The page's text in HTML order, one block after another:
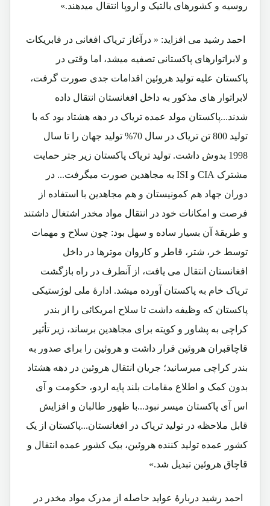
روسیه و کشورهای بالتیک و اروپا انتقال میدهند.»
احمد رشید می افزاید: « درآغاز تریاک افغانی در فابریکات
و لابراتوارهای پاکستانی تصفیه میشد، اما وقتی در
پاکستان علیه تولید هروئین اقدامات جدی صورت گرفت،
لابراتوار های مذکور به داخل افغانستان انتقال داده
شدند...پاکستان مولد عمده تریاک در دهه هشتاد بود که با
تولید 800 تن تریاک در سال 70% تولید جهان را تا سال
1998 بدوش داشت. تولید تریاک پاکستان زیر جتر حمایت
مشترک CIA و ISI
به مجاهدین صورت میگرفت... در
دوران جهاد هم کمونیستان و هم مجاهدین با استفاده از
فرصت و امکانات خود در انتقال مواد مخدر اشتغال داشتند
و طریقۀ آن بسیار ساده و سهل بود: چون سلاح و مهمات
توسط خر، شتر، قاطر و کاروان موترها در داخل
افغانستان انتقال می یافت، از آنطرف در راه بازگشت
تریاک خام به پاکستان آورده میشد. ادارۀ ملی لوژستیکی
پاکستان که وظیفه داشت تا سلاح امریکائی را از بندر
کراچی به پشاور و کویته برای مجاهدین برساند، زیر تأثیر
قاچاقبران هروئین قرار داشت و هروئین را برای صدور به
بندر کراچی میرسانید؛ جریان انتقال هروئین در دهه هشتاد
بدون کمک و اطلاع مقامات بلند پایه اردو، حکومت و آی
اس آی پاکستان میسر نبود...با ظهور طالبان و افزایش
قابل ملاحظه در تولید تریاک در افغانستان...پاکستان از یک
کشور عمده تولید کننده هروئین، بیک کشور عمده انتقال و
قاچاق هروئین تبدیل شد.»
احمد رشید دربارۀ عواید حاصله از مدرک مواد مخدر در